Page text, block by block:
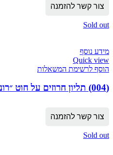
צור קשר להזמנה
Sold out
מידע נוסף
Quick view
הוסף לרשימת המשאלות
(004) תליון חרוזים על חוט ״רוני״
צור קשר להזמנה
Sold out